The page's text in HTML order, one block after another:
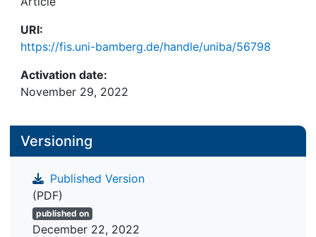
Normannen gehören ins.Repertoire der Bildmotive
auf dem sizilianischen Carretto, und auch auf das
Ritterspiel der „opera dei pupi", in dem allerdings
überwiegend Troubadourstoffe verarbeitet worden
sind, sei hingewiesen, ebenso auf manche der
volkstümlichen Erzählungen auf Sizilien.
URI:
https://fis.uni-bamberg.de/handle/uniba/56798
Activation date:
November 29, 2022
Versioning
Published Version
(PDF)
published on
December 22, 2022